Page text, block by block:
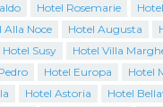
Hotel Rosemarie
Alla Noce Hotel Augusta
Hotel Susy Hotel Villa
Hotel Europa Hotel
Hotel Astoria Hotel